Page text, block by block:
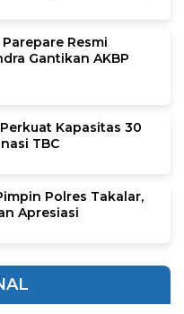
Resmi
Gantikan AKBP
Kapasitas 30
TBC
Polres Takalar,
Apresiasi